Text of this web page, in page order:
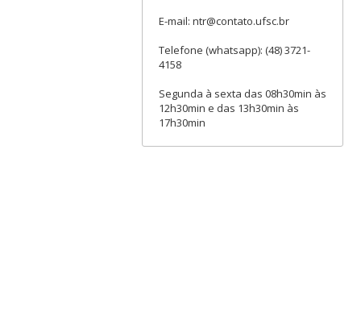
E-mail: ntr@contato.ufsc.br
Telefone (whatsapp): (48) 3721-
4158
Segunda à sexta das 08h30min às
12h30min e das 13h30min às
17h30min